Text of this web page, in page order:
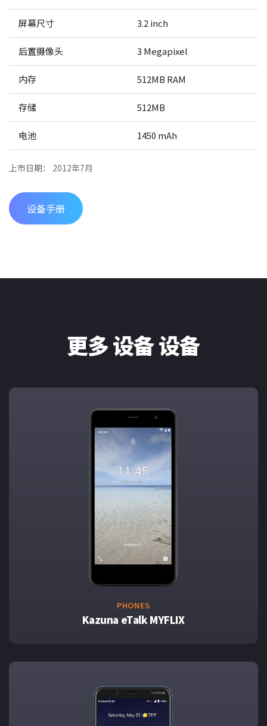
屏幕尺寸 3.2 inch
后置摄像头 3 Megapixel
内存 512MB RAM
存储 512MB
电池 1450 mAh
上市日期： 2012年7月
设备手册
更多 设备 设备
PHONES
Kazuna eTalk MYFLIX